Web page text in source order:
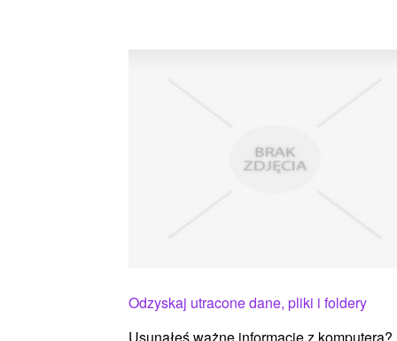
Odzyskaj utracone dane, pliki i foldery